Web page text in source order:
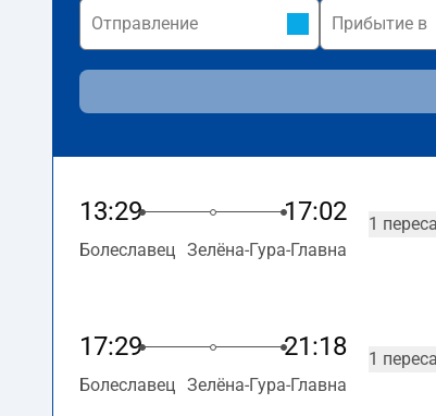
13:29 17:02
Болеславец Зелёна-Гура-Главна
1
17:29 21:18
Болеславец Зелёна-Гура-Главна
1